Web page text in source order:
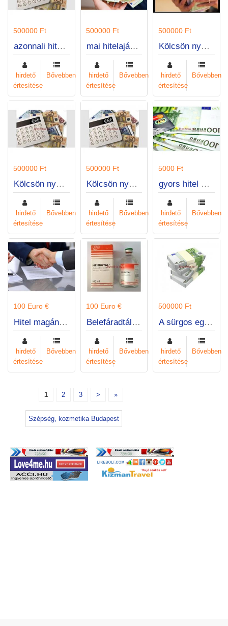
500000 Ft
azonnali hitel ajánlat
hirdető
értesítése
Bővebben
500000 Ft
mai hitelajánlat
hirdető
értesítése
Bővebben
500000 Ft
Kölcsön nyújtása magánszemély részére
hirdető
értesítése
Bővebben
500000 Ft
Kölcsön nyújtása magánszemély részére
hirdető
értesítése
Bővebben
500000 Ft
Kölcsön nyújtása magánszemély részére
hirdető
értesítése
Bővebben
5000 Ft
gyors hitel ajánlat ma
hirdető
értesítése
Bővebben
100 Euro €
Hitel magánszemélyek között,
hirdető
értesítése
Bővebben
100 Euro €
Belefáradtál az életbe? vegyen Nembutalt.
hirdető
értesítése
Bővebben
500000 Ft
A sürgos egyének közötti kölcsön kínálat
hirdető
értesítése
Bővebben
1 2 3 > »
Szépség, kozmetika Budapest